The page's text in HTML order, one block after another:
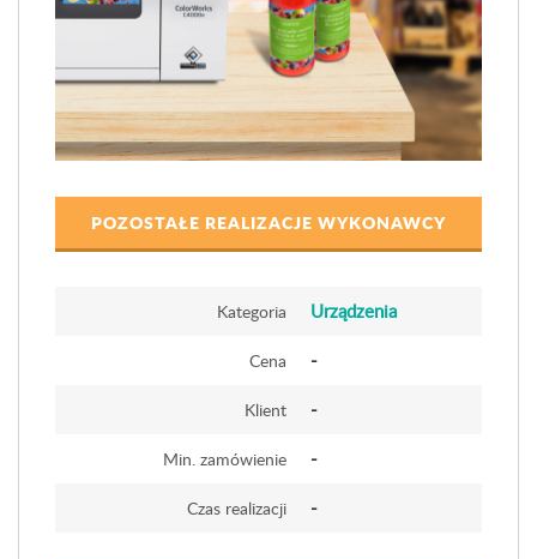
POZOSTAŁE REALIZACJE WYKONAWCY
Kategoria Urządzenia
Cena -
Klient -
Min. zamówienie -
Czas realizacji -